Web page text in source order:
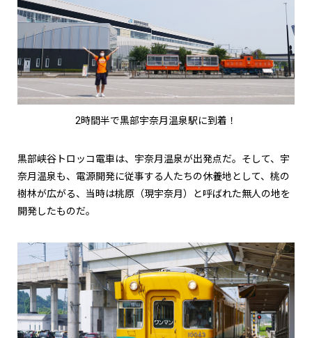
2時間半で黒部宇奈月温泉駅に到着！
黒部峡谷トロッコ電車は、宇奈月温泉が出発点だ。そして、宇
奈月温泉も、電源開発に従事する人たちの休養地として、桃の
樹林が広がる、当時は桃原（現宇奈月）と呼ばれた無人の地を
開発したものだ。